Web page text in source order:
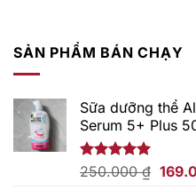
SẢN PHẨM BÁN CHẠY
Sữa dưỡng thể
Serum 5+ Plus
Được xếp
250.000₫ Giá